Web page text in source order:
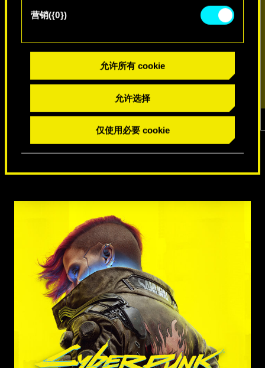
营销({0})
允许所有 cookie
允许选择
仅使用必要 cookie
1/7